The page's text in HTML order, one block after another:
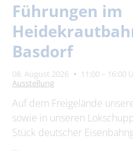
Führungen im
Basdorf
08. August 2026 11:00 – 16:00
Ausstellung
Auf dem Freigelände
sowie in unseren
Stück deutscher
…